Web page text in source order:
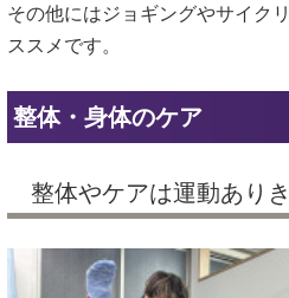
その他にはジョギングやサイク
ススメです。
整体・身体のケア
整体やケアは運動ありき